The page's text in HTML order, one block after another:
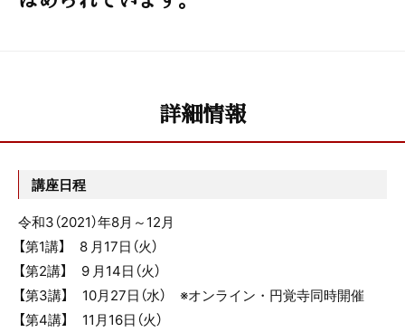
詳細情報
講座日程
令和3（2021）年8月～12月
【第1講】 8 月17日（火）
【第2講】 9 月14日（火）
【第3講】 10月27日（水） ※オンライン・円覚寺同時開催
【第4講】 11月16日（火）